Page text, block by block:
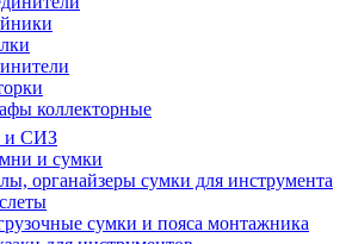
коллекторные
и СИЗ
и сумки
органайзеры сумки для инструмента
сумки и пояса монтажника